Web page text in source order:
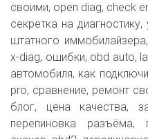
своими, open diag, check
секретка на диагностику,
штатного
x-diag, ошибки, obd auto,
автомобиля, как
pro, сравнение, ремонт
блог, цена качества,
перепиновка разъёма,